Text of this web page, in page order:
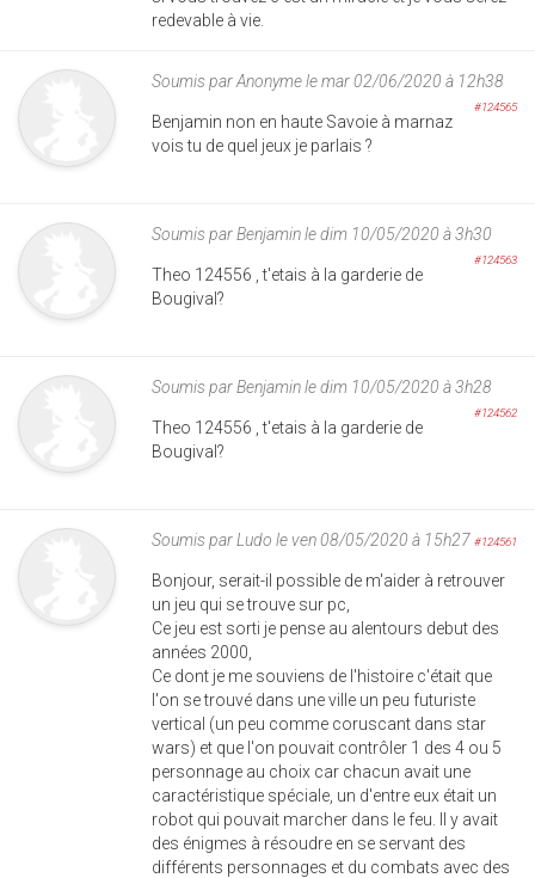
redevable à vie.
Soumis parAnonymele mar 02/06/2020 à 12h38
#124565
Benjamin non en haute Savoie à marnaz
vois tu de quel jeux je parlais ?
Soumis parBenjaminle dim 10/05/2020 à 3h30
#124563
Theo 124556 , t'etais à la garderie de
Bougival?
Soumis parBenjaminle dim 10/05/2020 à 3h28
#124562
Theo 124556 , t'etais à la garderie de
Bougival?
Soumis parLudo le ven 08/05/2020 à 15h27 #124561
Bonjour, serait-il possible de m'aider à retrouver
un jeu qui se trouve sur pc,
Ce jeu est sorti je pense au alentours debut des
années 2000,
Ce dont je me souviens de l'histoire c'était que
l'on se trouvé dans une ville un peu futuriste
vertical (un peu comme coruscant dans star
wars) et que l'on pouvait contrôler 1 des 4 ou 5
personnage au choix car chacun avait une
caractéristique spéciale, un d'entre eux était un
robot qui pouvait marcher dans le feu. Il y avait
des énigmes à résoudre en se servant des
différents personnages et du combats avec des